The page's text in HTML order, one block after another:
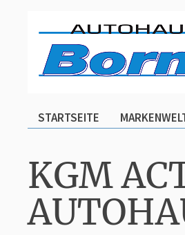
STARTSEITE
KGM